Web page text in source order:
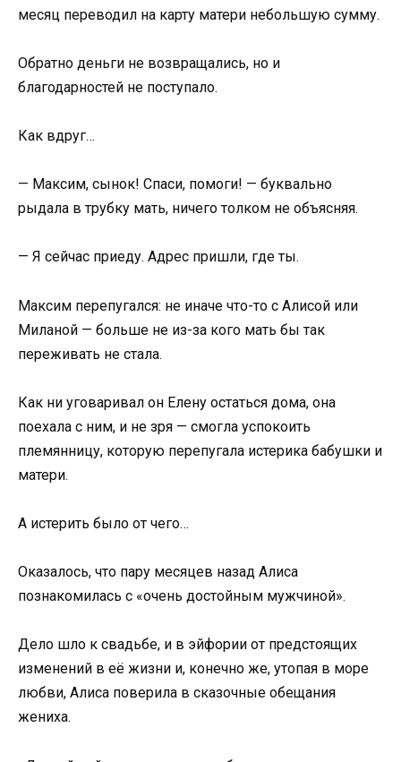
месяц переводил на карту матери небольшую сумму.
Обратно деньги не возвращались, но и
благодарностей не поступало.
Как вдруг…
— Максим, сынок! Спаси, помоги! — буквально
рыдала в трубку мать, ничего толком не объясняя.
— Я сейчас приеду. Адрес пришли, где ты.
Максим перепугался: не иначе что-то с Алисой или
Миланой — больше не из-за кого мать бы так
переживать не стала.
Как ни уговаривал он Елену остаться дома, она
поехала с ним, и не зря — смогла успокоить
племянницу, которую перепугала истерика бабушки и
матери.
А истерить было от чего…
Оказалось, что пару месяцев назад Алиса
познакомилась с «очень достойным мужчиной».
Дело шло к свадьбе, и в эйфории от предстоящих
изменений в её жизни и, конечно же, утопая в море
любви, Алиса поверила в сказочные обещания
жениха.